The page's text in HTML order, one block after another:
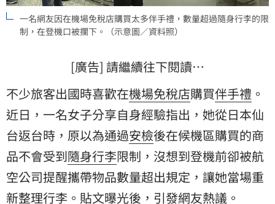
一名網友因在機場免稅店購買太多伴手禮，數量超過隨身行李的限
制，在登機口被攔下。（示意圖／資料照）
[廣告] 請繼續往下閱讀…
不少旅客出國時喜歡在機場免稅店購買伴手禮 。
近日，一名女子分享自身經驗指出，她從日本仙
台返台時，原以為通過安檢後在候機區購買的商
品不會受到隨身行李限制，沒想到登機前卻被航
空公司提醒攜帶物品數量超出規定，讓她當場重
新整理行李。貼文曝光後，引發網友熱議。